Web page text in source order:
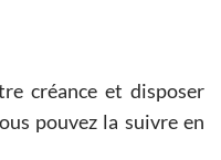
créance et disposer
pouvez la suivre en